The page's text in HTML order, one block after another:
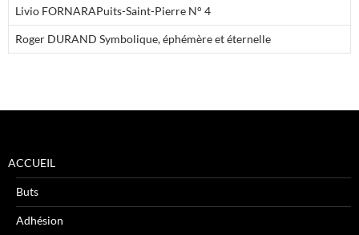
Livio FORNARAPuits-Saint-Pierre N° 4
Roger DURAND Symbolique, éphémère et éternelle
ACCUEIL
Buts
Adhésion